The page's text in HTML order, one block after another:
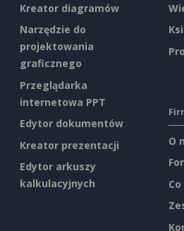
Kreator diagramów
Narzędzie do
projektowania
graficznego
Przeglądarka
internetowa PPT
Edytor dokumentów
Kreator prezentacji
Edytor arkuszy
kalkulacyjnych
O